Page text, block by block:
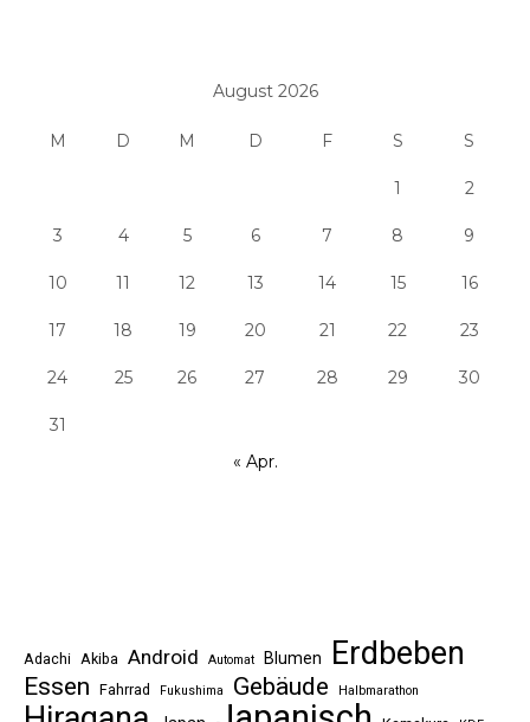
August 2026
M D M D F S S
1 2
3 4 5 6 7 8 9
10 11 12 13 14 15 16
17 18 19 20 21 22 23
24 25 26 27 28 29 30
31
« Apr.
Adachi Akiba Android Automat Blumen Erdbeben
Essen Fahrrad Fukushima Gebäude Halbmarathon